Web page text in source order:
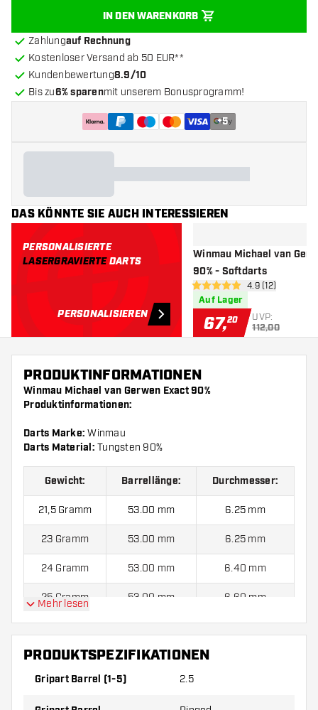
IN DEN WARENKORB
Zahlungauf Rechnung
Kostenloser Versand ab 50 EUR**
Kundenbewertung8.9/10
Bis zu6% sparenmit unserem Bonusprogramm!
+5
DAS KÖNNTE SIE AUCH INTERESSIEREN
PERSONALISIERTE
LASERGRAVIERTEDARTS
PERSONALISIEREN
Winmau Michael van
90% - Softdarts
4.9 Bewertungssterne
4.9 (12)
Auf Lager
67,20 UVP:
112,00
PRODUKTINFORMATIONEN
Winmau Michael van Gerwen Exact 90%
Produktinformationen:
Darts Marke: Winmau
Darts Material: Tungsten 90%
Gewicht: Barrellänge: Durchmesser:
21,5 Gramm 53.00 mm 6.25 mm
23 Gramm 53.00 mm 6.25 mm
24 Gramm 53.00 mm 6.40 mm
25 Gramm 53.00 mm 6.60 mm
Barrels, 3 Flights und 3 Shafts.
Mehr lesen
PRODUKTSPEZIFIKATIONEN
Gripart Barrel (1-5) 2.5